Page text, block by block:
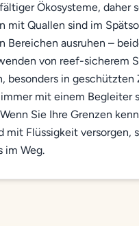
Ökosysteme, daher
mit Quallen sind im
Bereichen ausruhen –
von reef-sicherem
besonders in
mit einem Begleiter
Sie Ihre Grenzen
mit Flüssigkeit versorgen,
im Weg.